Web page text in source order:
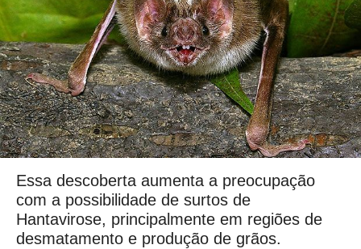
Essa descoberta aumenta a preocupação
com a possibilidade de surtos de
Hantavirose, principalmente em regiões de
desmatamento e produção de grãos.